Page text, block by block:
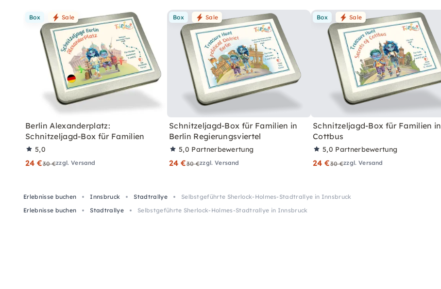
Box Sale
Berlin Alexanderplatz:
Schnitzeljagd-Box für Familien
5,0
24 €30 €zzgl. Versand
Box Sale
Schnitzeljagd-Box für Familien in
Berlin Regierungsviertel
5,0 Partnerbewertung
24 €30 €zzgl. Versand
Box Sale
Schnitzeljagd-Box für Familien in
Cottbus
5,0 Partnerbewertung
24 €30 €zzgl. Versand
Erlebnisse buchen Innsbruck Stadtrallye
Selbstgeführte Sherlock-Holmes-Stadtrallye in Innsbruck
Erlebnisse buchen
Stadtrallye Selbstgeführte Sherlock-Holmes-Stadtrallye in Innsbruck